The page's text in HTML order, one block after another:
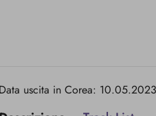
uscita in Corea: 10.05.2023